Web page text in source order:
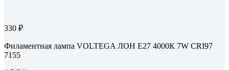
330 ₽
Филаментная лампа VOLTEGA ЛОН Е27 4000К 7W CRI97
7155